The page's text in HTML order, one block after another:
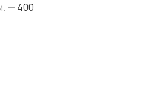
— 400